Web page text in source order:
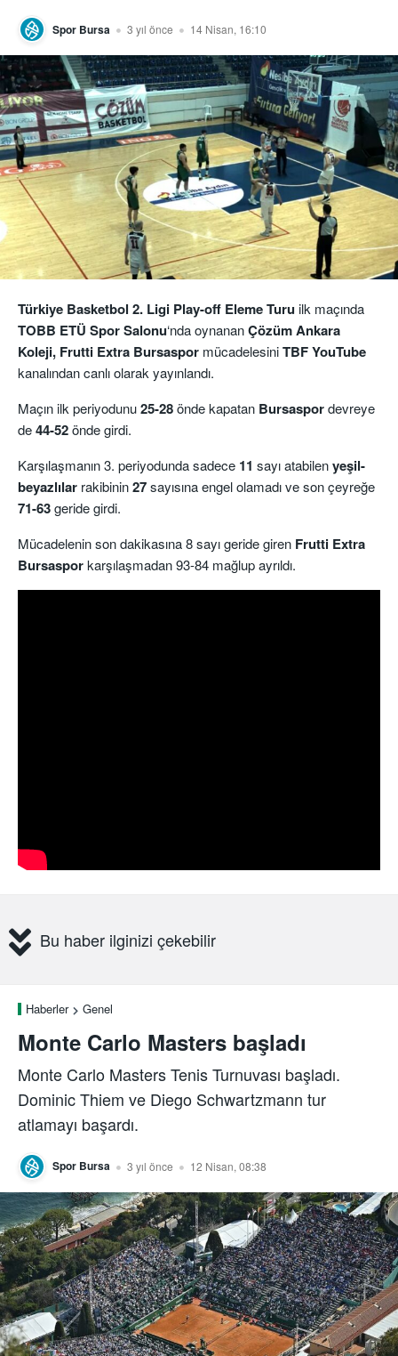
Spor Bursa 3 yıl önce 14 Nisan, 16:10
Türkiye Basketbol 2. Ligi Play-off Eleme Turuilk maçında
TOBB ETÜ SporSalonu‘nda oynananÇözüm Ankara
Koleji, Frutti Extra Bursaspor mücadelesiniTBF YouTube
kanalından canlı olarak yayınlandı.
Maçın ilk periyodunu25-28önde kapatan Bursaspordevreye
de44-52önde girdi.
Karşılaşmanın 3. periyodunda sadece 11 sayı atabilenyeşil-
beyazlılar rakibinin27sayısına engel olamadı ve son çeyreğe
71-63geride girdi.
Mücadelenin son dakikasına 8 sayı geride giren Frutti Extra
Bursasporkarşılaşmadan 93-84 mağlup ayrıldı.
Bu haber ilginizi çekebilir
Haberler Genel
Monte Carlo Masters başladı
Monte Carlo Masters Tenis Turnuvası başladı.
Dominic Thiem ve Diego Schwartzmann tur
atlamayı başardı.
Spor Bursa 3 yıl önce 12 Nisan, 08:38